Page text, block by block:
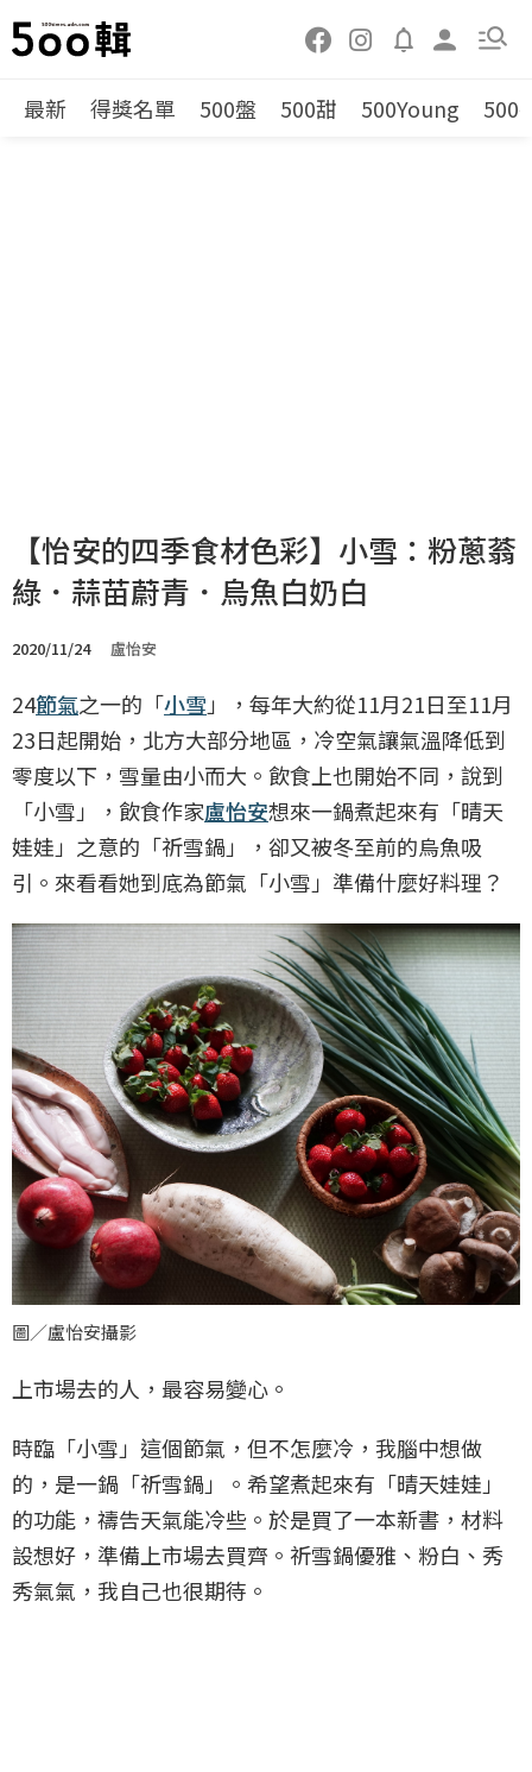
最新 得獎名單 500盤 500甜 500Young 500
【怡安的四季食材色彩】小雪：粉蔥蓊
綠．蒜苗蔚青．烏魚白奶白
2020/11/24 盧怡安
24節氣之一的「小雪 」，每年大約從11月21日至11月
23日起開始，北方大部分地區，冷空氣讓氣溫降低到
零度以下，雪量由小而大。飲食上也開始不同，說到
「小雪」，飲食作家盧怡安想來一鍋煮起來有「晴天
娃娃」之意的「祈雪鍋」，卻又被冬至前的烏魚吸
引。來看看她到底為節氣「小雪」準備什麼好料理？
圖／盧怡安攝影
上市場去的人，最容易變心。
時臨「小雪」這個節氣，但不怎麼冷，我腦中想做
的，是一鍋「祈雪鍋」。希望煮起來有「晴天娃娃」
的功能，禱告天氣能冷些。於是買了一本新書，材料
設想好，準備上市場去買齊。祈雪鍋優雅、粉白、秀
秀氣氣，我自己也很期待。